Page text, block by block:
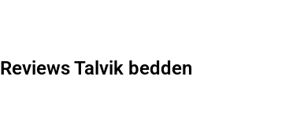
Reviews Talvik bedden